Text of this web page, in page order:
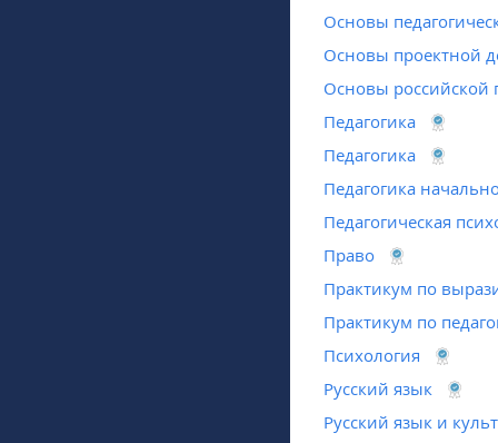
Основы
Основы проектной
Основы российской
Педагогика
Педагогика
Педагогика
Педагогическая
Право
Практикум по
Практикум по
Психология
Русский язык
Русский язык и